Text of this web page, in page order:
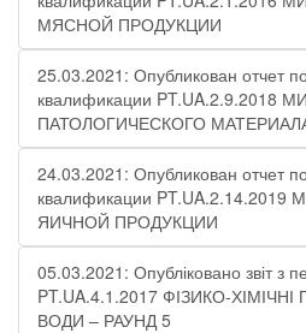
МЯСНОЙ ПРОДУКЦИИ
25.03.2021: Опубликован отчет
квалификации PT.UA.2.9.2018
ПАТОЛОГИЧЕСКОГО
24.03.2021: Опубликован отчет
квалификации
ЯИЧНОЙ ПРОДУКЦИИ
05.03.2021: Опубліковано звіт з
PT.UA.4.1.2017 ФІЗИКО-
ВОДИ – РАУНД 5